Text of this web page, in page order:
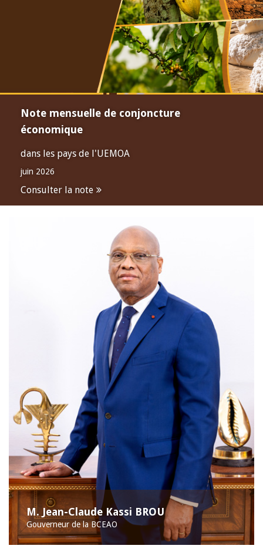
Note mensuelle de conjoncture
économique
dans les pays de l'UEMOA
juin 2026
Consulter la note
M. Jean-Claude Kassi BROU
Gouverneur de la BCEAO